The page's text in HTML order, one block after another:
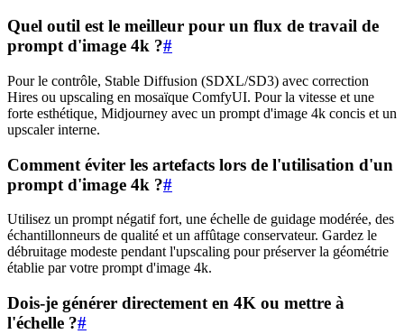
Quel outil est le meilleur pour un flux de travail de
prompt d'image 4k ?#
Pour le contrôle, Stable Diffusion (SDXL/SD3) avec correction
Hires ou upscaling en mosaïque ComfyUI. Pour la vitesse et une
forte esthétique, Midjourney avec un prompt d'image 4k concis et un
upscaler interne.
Comment éviter les artefacts lors de l'utilisation d'un
prompt d'image 4k ?#
Utilisez un prompt négatif fort, une échelle de guidage modérée, des
échantillonneurs de qualité et un affûtage conservateur. Gardez le
débruitage modeste pendant l'upscaling pour préserver la géométrie
établie par votre prompt d'image 4k.
Dois-je générer directement en 4K ou mettre à
l'échelle ?#